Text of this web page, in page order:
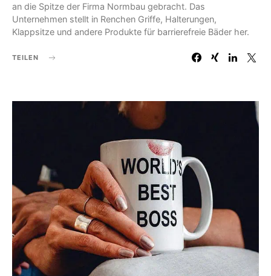
an die Spitze der Firma Normbau gebracht. Das
Unternehmen stellt in Renchen Griffe, Halterungen,
Klappsitze und andere Produkte für barrierefreie Bäder her.
TEILEN